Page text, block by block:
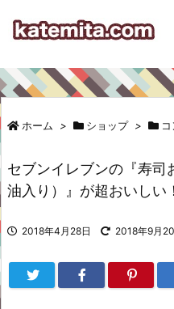
ホーム > ショップ >
セブンイレブンの『寿司
油入り）』が超おいしい！
2018年4月28日 2018年9月